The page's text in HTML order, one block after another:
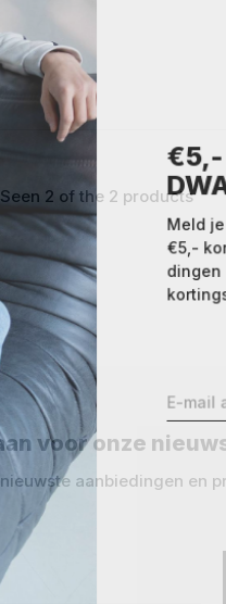
€5,-
Meld
€5,-
dingen
Seen 2 of the 2 products
voor onze
aanbiedingen en